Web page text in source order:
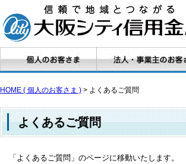
HOME ( 個人のお客さま ) > よくあるご質問
よくあるご質問
「よくあるご質問」のページに移動いたします。